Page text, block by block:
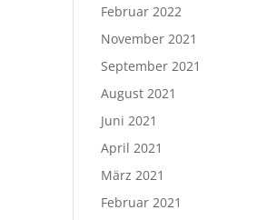
Februar 2022
November 2021
September 2021
August 2021
Juni 2021
April 2021
März 2021
Februar 2021